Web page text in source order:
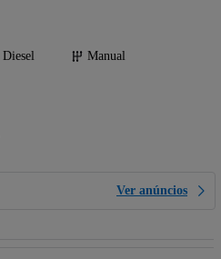
Diesel
Manual
Ver anúncios